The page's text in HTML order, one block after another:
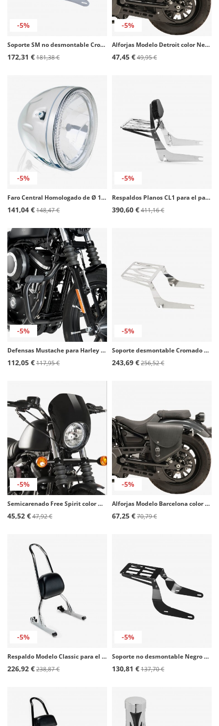
-5%
Soporte SM no desmontable Cromado SM0005J para maletas Customacces
172,31 €181,38 €
-5%
Alforjas Modelo Detroit color Negro de Customacces
47,45 €49,95 €
-5%
Faro Central Homologado de Ø 140 mm (5-1/2") FA0002J de Customacces
141,04 €148,47 €
-5%
Respaldos Planos CL1 para el pasajero para Honda VT 750 Spirit / Shadow Spirit color Acero de Customacces
390,60 €411,16 €
-5%
Defensas Mustache para Harley Davidson Sportster 1200/883 color Negro de Customacces
112,05 €117,95 €
-5%
Soporte desmontable Cromado SS0038J para maletas Customacces
243,69 €256,52 €
-5%
Semicarenado Free Spirit color Negro de Customacces CUP001N
45,52 €47,92 €
-5%
Alforjas Modelo Barcelona color Negro de Customacces
67,25 €70,79 €
-5%
Respaldo Modelo Classic para el pasajero para Harley Davidson Softail Fat Boy FLSTF color Acero de Customacces
226,92 €238,87 €
-5%
Soporte no desmontable Negro SB0036N para maletas Customacces
130,81 €137,70 €